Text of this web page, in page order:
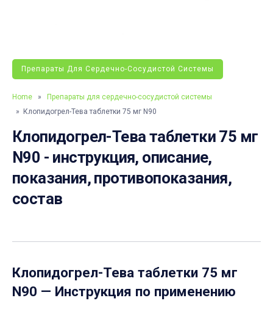
Препараты Для Сердечно-Сосудистой Системы
Home »
Препараты для сердечно-сосудистой системы
» Клопидогрел-Тева таблетки 75 мг N90
Клопидогрел-Тева таблетки 75 мг
N90 - инструкция, описание,
показания, противопоказания,
состав
Клопидогрел-Тева таблетки 75 мг
N90 — Инструкция по применению